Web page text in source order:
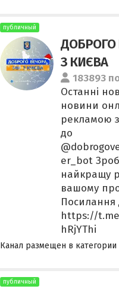
публичный
ДОБРОГО
З КИЄВА
183893
Останні
новини
рекламою
до
er_bot
найкращу
вашому
Посилання
https://
hRjYThi
Канал размещен в категории
публичный